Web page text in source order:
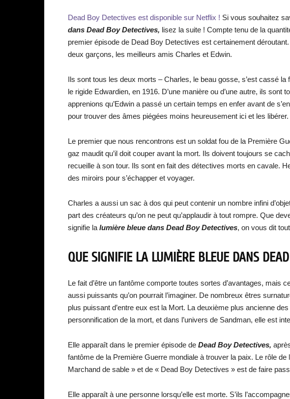
Dead Boy Detectives est disponible sur Netflix ! Si vous souhaitez
dans Dead Boy Detectives, lisez la suite ! Compte tenu de la
premier épisode de Dead Boy Detectives est certainement
deux garçons, les meilleurs amis Charles et Edwin.
Ils sont tous les deux morts – Charles, le beau gosse, s’est cassé la
le rigide Edwardien, en 1916. D’une manière ou d’une autre, ils sont
apprenions qu’Edwin a passé un certain temps en enfer avant de
pour trouver des âmes piégées moins heureusement ici et les libérer.
Le premier que nous rencontrons est un soldat fou de la Première
gaz maudit qu’il doit couper avant la mort. Ils doivent toujours se
recueille à son tour. Ils sont en fait des détectives morts en cavale.
des miroirs pour s’échapper et voyager.
Charles a aussi un sac à dos qui peut contenir un nombre infini
part des créateurs qu’on ne peut qu’applaudir à tout rompre. Que
signifie la lumière bleue dans Dead Boy Detectives, on vous dit
QUE SIGNIFIE LA LUMIÈRE BLEUE DANS
Le fait d’être un fantôme comporte toutes sortes d’avantages, mais
aussi puissants qu’on pourrait l’imaginer. De nombreux êtres
plus puissant d’entre eux est la Mort. La deuxième plus ancienne
personnification de la mort, et dans l’univers de Sandman, elle est
Elle apparaît dans le premier épisode de Dead Boy Detectives,
fantôme de la Première Guerre mondiale à trouver la paix. Le rôle de
Marchand de sable » et de « Dead Boy Detectives » est de faire
Elle apparaît à une personne lorsqu’elle est morte. S’ils